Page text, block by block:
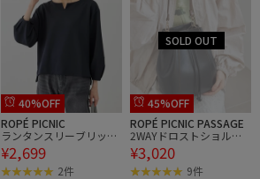
40%OFF
ROPÉ PICNIC
ランタンスリーブリップ
ルカットトップス
¥2,699
2件
45%OFF
ROPÉ PICNIC PASSAGE
2WAYドロストショルダ
ーバッグ
¥3,020
9件